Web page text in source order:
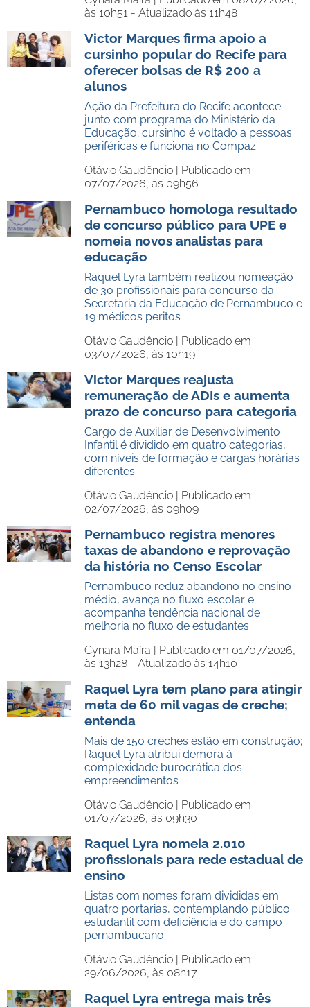
às 10h51 - Atualizado às 11h48
Victor Marques firma apoio a
cursinho popular do Recife para
oferecer bolsas de R$ 200 a
alunos
Ação da Prefeitura do Recife acontece
junto com programa do Ministério da
Educação; cursinho é voltado a pessoas
periféricas e funciona no Compaz
Otávio Gaudêncio | Publicado em
07/07/2026, às 09h56
Pernambuco homologa resultado
de concurso público para UPE e
nomeia novos analistas para
educação
Raquel Lyra também realizou nomeação
de 30 profissionais para concurso da
Secretaria da Educação de Pernambuco e
19 médicos peritos
Otávio Gaudêncio | Publicado em
03/07/2026, às 10h19
Victor Marques reajusta
remuneração de ADIs e aumenta
prazo de concurso para categoria
Cargo de Auxiliar de Desenvolvimento
Infantil é dividido em quatro categorias,
com níveis de formação e cargas horárias
diferentes
Otávio Gaudêncio | Publicado em
02/07/2026, às 09h09
Pernambuco registra menores
taxas de abandono e reprovação
da história no Censo Escolar
Pernambuco reduz abandono no ensino
médio, avança no fluxo escolar e
acompanha tendência nacional de
melhoria no fluxo de estudantes
Cynara Maíra | Publicado em 01/07/2026,
às 13h28 - Atualizado às 14h10
Raquel Lyra tem plano para atingir
meta de 60 mil vagas de creche;
entenda
Mais de 150 creches estão em construção;
Raquel Lyra atribui demora à
complexidade burocrática dos
empreendimentos
Otávio Gaudêncio | Publicado em
01/07/2026, às 09h30
Raquel Lyra nomeia 2.010
profissionais para rede estadual de
ensino
Listas com nomes foram divididas em
quatro portarias, contemplando público
estudantil com deficiência e do campo
pernambucano
Otávio Gaudêncio | Publicado em
29/06/2026, às 08h17
Raquel Lyra entrega mais três